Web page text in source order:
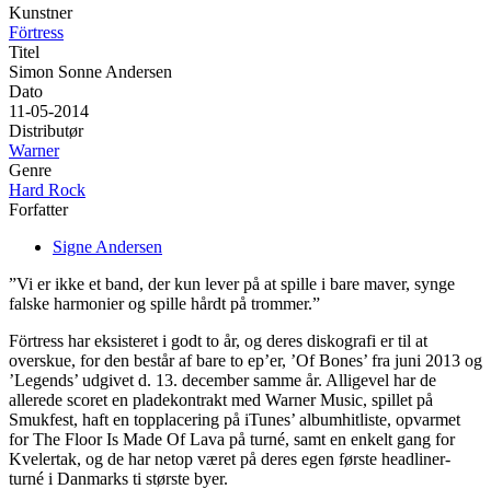
Kunstner
Förtress
Titel
Simon Sonne Andersen
Dato
11-05-2014
Distributør
Warner
Genre
Hard Rock
Forfatter
Signe Andersen
”Vi er ikke et band, der kun lever på at spille i bare maver, synge
falske harmonier og spille hårdt på trommer.”
Förtress har eksisteret i godt to år, og deres diskografi er til at
overskue, for den består af bare to ep’er, ’Of Bones’ fra juni 2013 og
’Legends’ udgivet d. 13. december samme år. Alligevel har de
allerede scoret en pladekontrakt med Warner Music, spillet på
Smukfest, haft en topplacering på iTunes’ albumhitliste, opvarmet
for The Floor Is Made Of Lava på turné, samt en enkelt gang for
Kvelertak, og de har netop været på deres egen første headliner-
turné i Danmarks ti største byer.